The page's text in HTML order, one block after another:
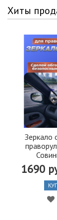
Хиты
Зеркало
1690